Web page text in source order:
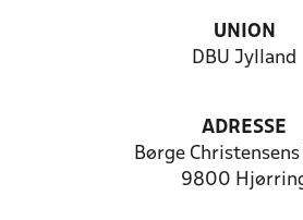
UNION
DBU Jylland
ADRESSE
Børge Christensens
9800